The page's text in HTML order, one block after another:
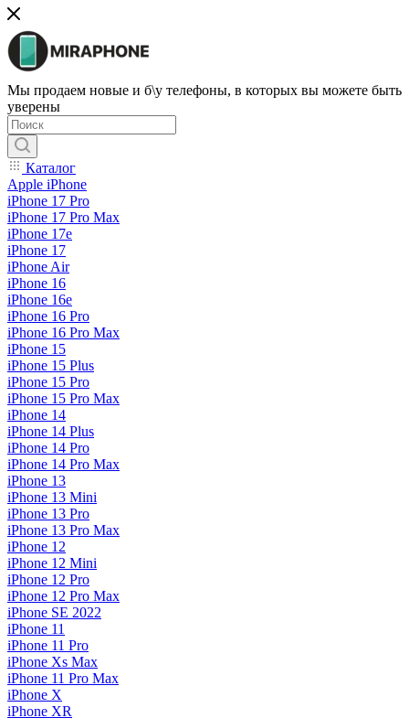
Мы продаем новые и б\у телефоны, в которых вы можете быть
уверены
Каталог
Apple iPhone
iPhone 17 Pro
iPhone 17 Pro Max
iPhone 17e
iPhone 17
iPhone Air
iPhone 16
iPhone 16e
iPhone 16 Pro
iPhone 16 Pro Max
iPhone 15
iPhone 15 Plus
iPhone 15 Pro
iPhone 15 Pro Max
iPhone 14
iPhone 14 Plus
iPhone 14 Pro
iPhone 14 Pro Max
iPhone 13
iPhone 13 Mini
iPhone 13 Pro
iPhone 13 Pro Max
iPhone 12
iPhone 12 Mini
iPhone 12 Pro
iPhone 12 Pro Max
iPhone SE 2022
iPhone 11
iPhone 11 Pro
iPhone Xs Max
iPhone 11 Pro Max
iPhone X
iPhone XR